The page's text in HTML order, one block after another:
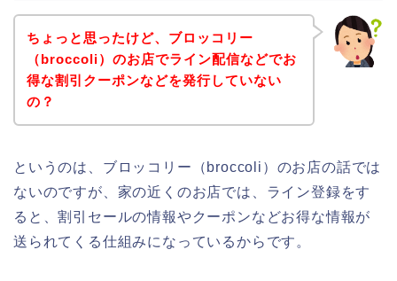
ちょっと思ったけど、ブロッコリー
（broccoli）のお店でライン配信などでお
得な割引クーポンなどを発行していない
の？
というのは、ブロッコリー（broccoli）のお店の話では
ないのですが、家の近くのお店では、ライン登録をす
ると、割引セールの情報やクーポンなどお得な情報が
送られてくる仕組みになっているからです。